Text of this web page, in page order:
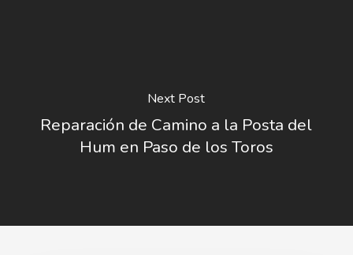
Next Post
Reparación de Camino a la Posta del
Hum en Paso de los Toros